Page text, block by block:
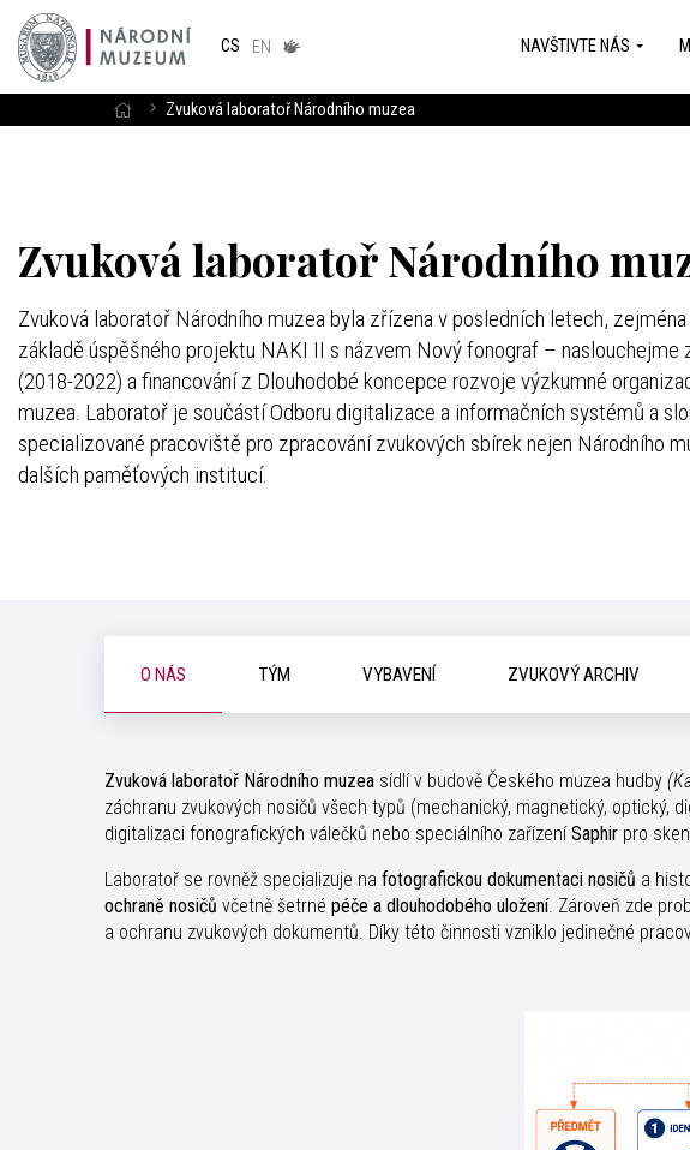
CS EN
v českém
NAVŠTIVTE NÁS
Zvuková laboratoř Národního muzea
Zvuková laboratoř Národního
Zvuková laboratoř Národního muzea byla zřízena v posledních letech, zejména
základě úspěšného projektu NAKI II s názvem Nový fonograf – naslouchejme
(2018-2022) a financování z Dlouhodobé koncepce rozvoje výzkumné
muzea. Laboratoř je součástí Odboru digitalizace a informačních systémů a
specializované pracoviště pro zpracování zvukových sbírek nejen Národního
dalších paměťových institucí.
O NÁS TÝM VYBAVENÍ ZVUKOVÝ ARCHIV
Zvuková laboratoř Národního muzea sídlí v budově Českého muzea hudby
záchranu zvukových nosičů všech typů (mechanický, magnetický, optický,
digitalizaci fonografických válečků nebo speciálního zařízeníSaphir pro
Laboratoř se rovněž specializuje na fotografickou dokumentaci nosičů a
ochraně nosičů včetně šetrné péče a dlouhodobého uložení. Zároveň zde
a ochranu zvukových dokumentů. Díky této činnosti vzniklo jedinečné